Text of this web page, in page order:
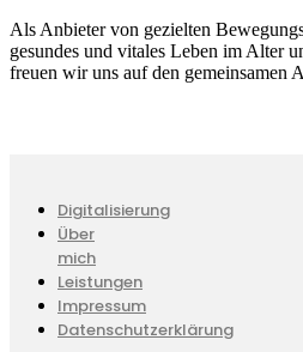
Als Anbieter von gezielten
gesundes und vitales Leben im Alter
freuen wir uns auf den
Digitalisierung
Über
mich
Leistungen
Impressum
Datenschutzerklärung